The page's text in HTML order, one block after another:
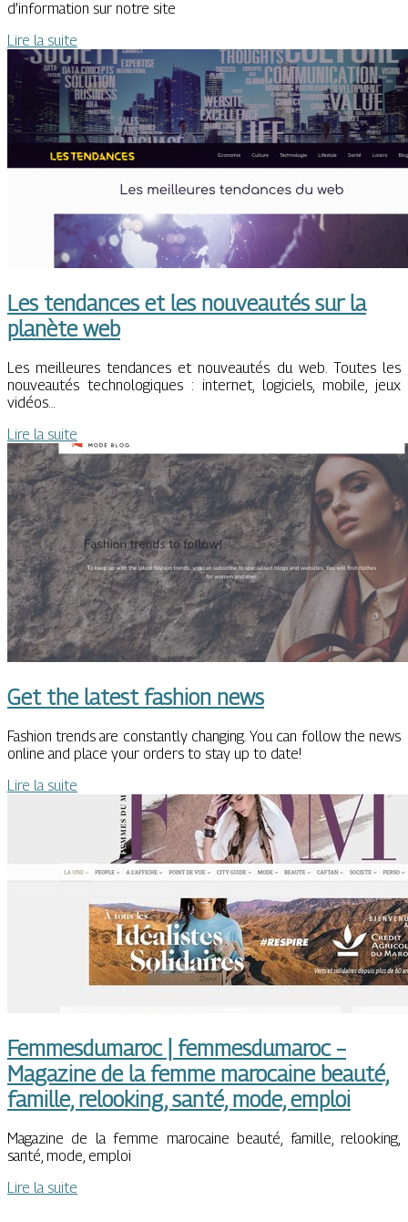
d’information sur notre site
Lire la suite
Les tendances et les nouveautés sur la
planète web
Les meilleures tendances et nouveautés du web. Toutes les
nouveautés technologiques : internet, logiciels, mobile, jeux
vidéos…
Lire la suite
Get the latest fashion news
Fashion trends are constantly changing. You can follow the news
online and place your orders to stay up to date!
Lire la suite
Fem­mes­duma­roc | fem­mes­duma­roc –
Magazine de la femme marocaine beauté,
famille, relooking, santé, mode, emploi
Magazine de la femme marocaine beauté, famille, relooking,
santé, mode, emploi
Lire la suite